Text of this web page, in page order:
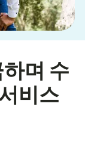
며 수
비스